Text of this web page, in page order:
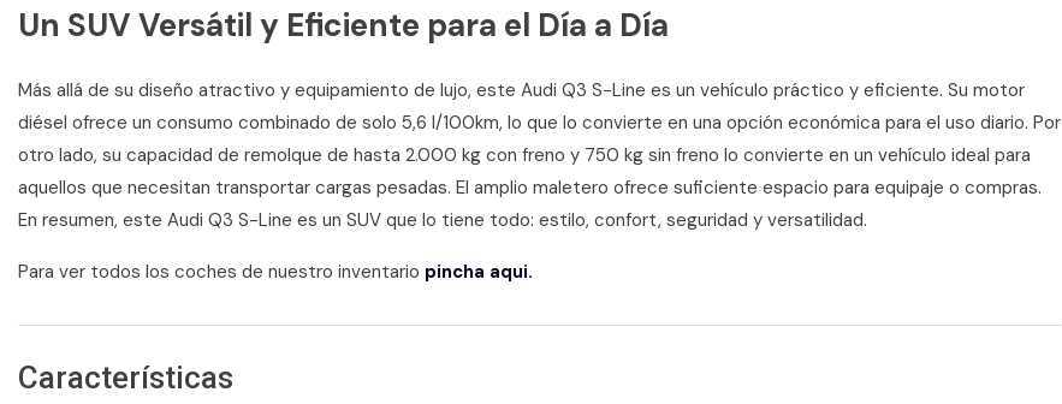
Un SUV Versátil y Eficiente para el Día a Día
Más allá de su diseño atractivo y equipamiento de lujo, este Audi Q3 S-Line es un vehículo práctico y eficiente. Su motor
diésel ofrece un consumo combinado de solo 5,6 l/100km, lo que lo convierte en una opción económica para el uso diario. Por
otro lado, su capacidad de remolque de hasta 2.000 kg con freno y 750 kg sin freno lo convierte en un vehículo ideal para
aquellos que necesitan transportar cargas pesadas. El amplio maletero ofrece suficiente espacio para equipaje o compras.
En resumen, este Audi Q3 S-Line es un SUV que lo tiene todo: estilo, confort, seguridad y versatilidad.
Para ver todos los coches de nuestro inventario pincha aqui.
Características